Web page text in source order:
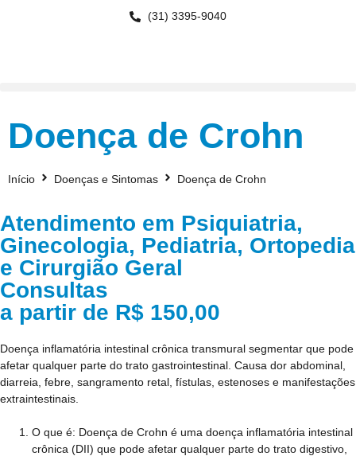
(31) 3395-9040
Doença de Crohn
Início Doenças e Sintomas Doença de Crohn
Atendimento em Psiquiatria,
Ginecologia, Pediatria, Ortopedia
e Cirurgião Geral
Consultas
a partir de R$ 150,00
Doença inflamatória intestinal crônica transmural segmentar que pode
afetar qualquer parte do trato gastrointestinal. Causa dor abdominal,
diarreia, febre, sangramento retal, fístulas, estenoses e manifestações
extraintestinais.
O que é: Doença de Crohn é uma doença inflamatória intestinal
crônica (DII) que pode afetar qualquer parte do trato digestivo,